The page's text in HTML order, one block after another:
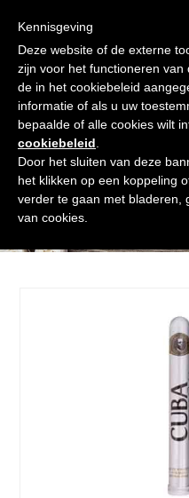
content
Afrekenen
Open
mobile
menu
Close
mobile
menu
Shop
Kennisgeving
Deze website of de externe
zijn voor het functioneren
de in het cookiebeleid
informatie of als u uw
bepaalde of alle cookies wilt
cookiebeleid
Door het sluiten van deze
het klikken op een koppeling
verder te gaan met bladeren,
van cookies.